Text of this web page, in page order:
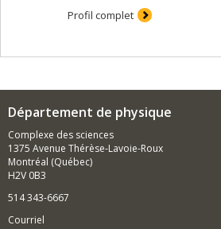
Étude des protéines
mesures de temps de
"formeuses de pores"
Profil complet
Département de physique
Complexe des sciences
1375 Avenue Thérèse-Lavoie-Roux
Montréal (Québec)
H2V 0B3
514 343-6667
Courriel